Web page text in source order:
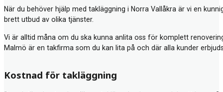
När du behöver hjälp med takläggning i Norra Vallåkra är vi en
brett utbud av olika tjänster.
Vi är alltid måna om du ska kunna anlita oss för komplett
Malmö är en takfirma som du kan lita på och där alla kunder
Kostnad för takläggning